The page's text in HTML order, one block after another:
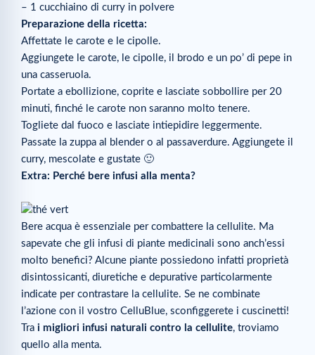
– 1 cucchiaino di curry in polvere
Preparazione della ricetta:
Affettate le carote e le cipolle.
Aggiungete le carote, le cipolle, il brodo e un po’ di pepe in
una casseruola.
Portate a ebollizione, coprite e lasciate sobbollire per 20
minuti, finché le carote non saranno molto tenere.
Togliete dal fuoco e lasciate intiepidire leggermente.
Passate la zuppa al blender o al passaverdure. Aggiungete il
curry, mescolate e gustate 🙂
Extra: Perché bere infusi alla menta?
Bere acqua è essenziale per combattere la cellulite. Ma
sapevate che gli infusi di piante medicinali sono anch’essi
molto benefici? Alcune piante possiedono infatti proprietà
disintossicanti, diuretiche e depurative particolarmente
indicate per contrastare la cellulite. Se ne combinate
l’azione con il vostro CelluBlue, sconfiggerete i cuscinetti!
Tra i migliori infusi naturali contro la cellulite, troviamo
quello alla menta.